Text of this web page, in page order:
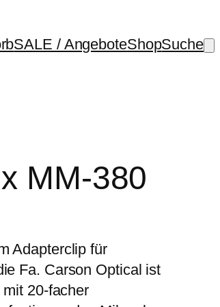
SALE / AngeboteShopSuche
MM-380
Adapterclip für
Fa. Carson Optical ist
20-facher